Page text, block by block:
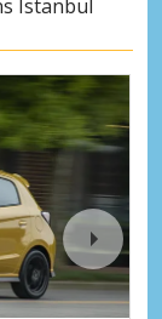
Istanbul